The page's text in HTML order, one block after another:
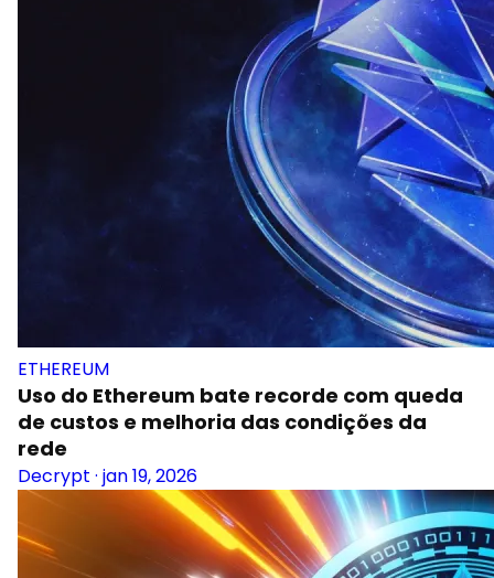
ETHEREUM
Uso do Ethereum bate recorde com queda
de custos e melhoria das condições da
rede
Decrypt · jan 19, 2026